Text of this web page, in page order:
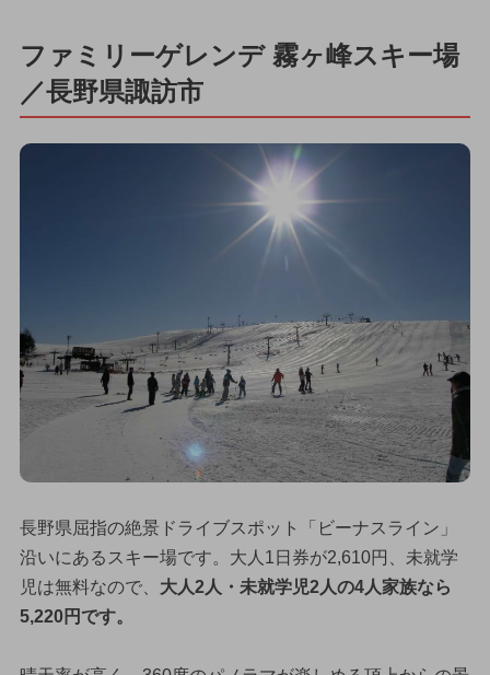
ファミリーゲレンデ 霧ヶ峰スキー場
／長野県諏訪市
長野県屈指の絶景ドライブスポット「ビーナスライン」
沿いにあるスキー場です。大人1日券が2,610円、未就学
児は無料なので、 大人2人・未就学児2人の4人家族なら
5,220円です。